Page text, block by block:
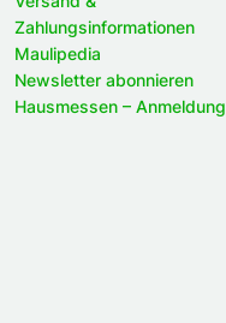
Zahlungsinformationen
Maulipedia
Newsletter abonnieren
Hausmessen – Anmeldung